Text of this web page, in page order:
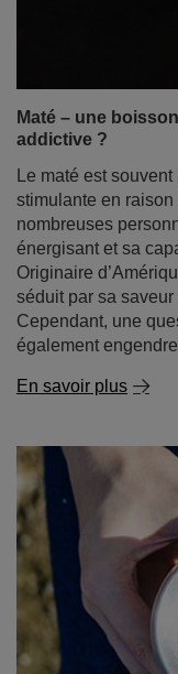
Maté – une
addictive ?
Le maté est
stimulante en
nombreuses
énergisant et sa
Originaire
séduit par sa
Cependant, une
également
En savoir plus